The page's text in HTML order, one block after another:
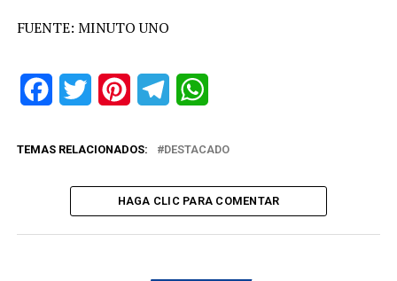
FUENTE: MINUTO UNO
FacebookTwitter PinterestTelegram
TEMAS RELACIONADOS: DESTACADO
HAGA CLIC PARA COMENTAR